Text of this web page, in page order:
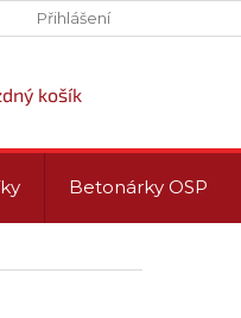
PROVOZNÍ DOBA
Přihlášení
košík
Betonárky OSP